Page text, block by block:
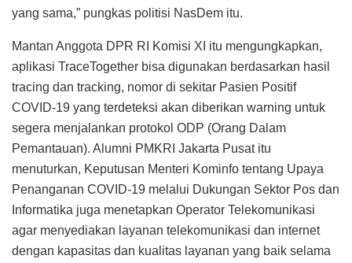
yang sama,” pungkas politisi NasDem itu.
Mantan Anggota DPR RI Komisi XI itu mengungkapkan,
aplikasi TraceTogether bisa digunakan berdasarkan hasil
tracing dan tracking, nomor di sekitar Pasien Positif
COVID-19 yang terdeteksi akan diberikan warning untuk
segera menjalankan protokol ODP (Orang Dalam
Pemantauan). Alumni PMKRI Jakarta Pusat itu
menuturkan, Keputusan Menteri Kominfo tentang Upaya
Penanganan COVID-19 melalui Dukungan Sektor Pos dan
Informatika juga menetapkan Operator Telekomunikasi
agar menyediakan layanan telekomunikasi dan internet
dengan kapasitas dan kualitas layanan yang baik selama